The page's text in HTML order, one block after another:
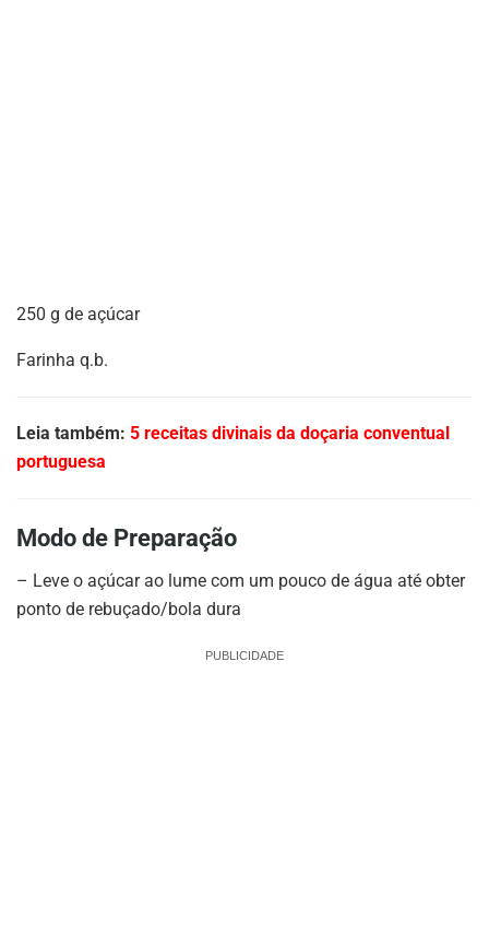
250 g de açúcar
Farinha q.b.
Leia também: 5 receitas divinais da doçaria conventual
portuguesa
Modo de Preparação
– Leve o açúcar ao lume com um pouco de água até obter
ponto de rebuçado/bola dura
PUBLICIDADE